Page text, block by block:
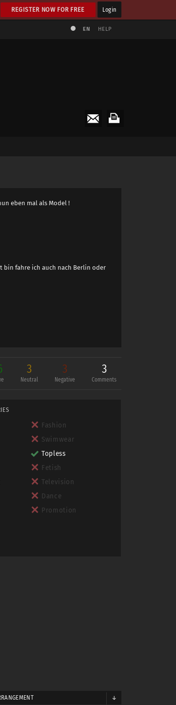
REGISTER NOW FOR FREE Login
EN HELP
eben mal als Model !
bin fahre ich auch nach Berlin oder
3
Neutral
3
Negative
3
Comments
Fashion
Swimwear
Topless
Fetish
Television
Dance
Promotion